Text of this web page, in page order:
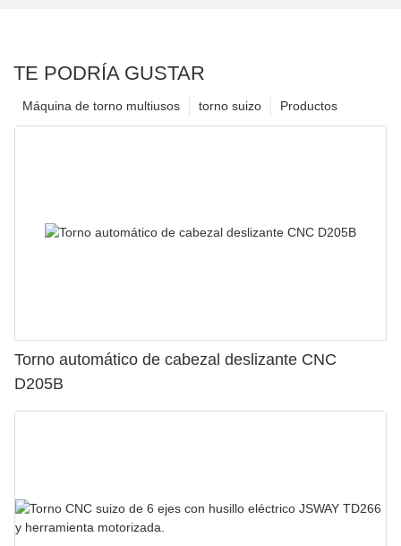
TE PODRÍA GUSTAR
Productos
torno suizo
Máquina de torno multiusos
Torno automático de cabezal deslizante CNC
D205B